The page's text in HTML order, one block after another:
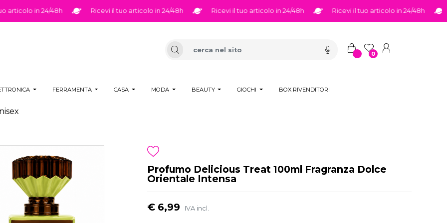
in 24/48h Ricevi il tuo articolo in 24/48h Ricevi il tuo articolo in 24/48h Ricevi il tuo articolo in 24/48h
0
FERRAMENTA CASA MODA BEAUTY GIOCHI BOX RIVENDITORI
Profumo Delicious Treat 100ml Fragranza Dolce
Orientale Intensa
€ 6,99 IVA incl.